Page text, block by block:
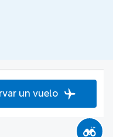
un vuelo